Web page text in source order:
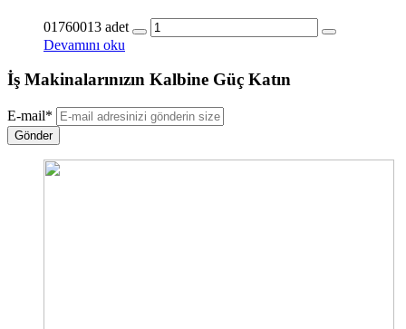
01760013 adet
Devamını oku
İş Makinalarınızın Kalbine Güç Katın
E-mail*
Gönder